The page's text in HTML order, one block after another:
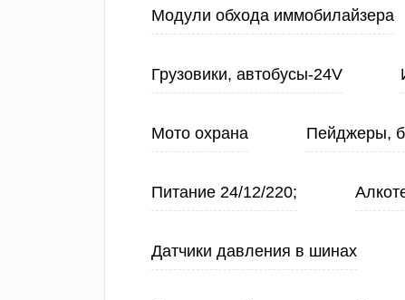
Модули обхода иммобилайзера
Грузовики, автобусы-24V
Мото охрана Пейджеры,
Питание 24/12/220;
Датчики давления в шинах